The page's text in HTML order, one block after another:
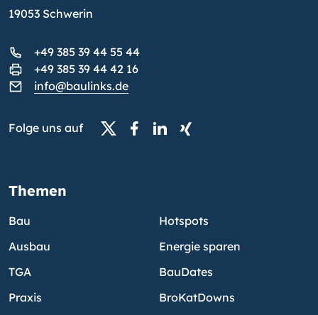
19053 Schwerin
+49 385 39 44 55 44
+49 385 39 44 42 16
info@baulinks.de
Folge uns auf
Themen
Bau
Ausbau
TGA
Praxis
Hotspots
Energie sparen
BauDates
BroKatDowns